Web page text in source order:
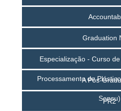
Graduation
Especialização - Curso
Processamento de
Sensu)
A Pós-
PR2